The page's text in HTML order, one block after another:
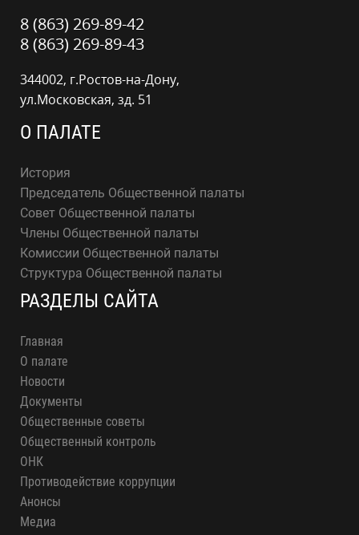
8 (863) 269-89-42
8 (863) 269-89-43
344002, г.Ростов-на-Дону,
ул.Московская, зд. 51
О ПАЛАТЕ
История
Председатель Общественной палаты
Совет Общественной палаты
Члены Общественной палаты
Комиссии Общественной палаты
Структура Общественной палаты
РАЗДЕЛЫ САЙТА
Главная
О палате
Новости
Документы
Общественные советы
Общественный контроль
ОНК
Противодействие коррупции
Анонсы
Медиа